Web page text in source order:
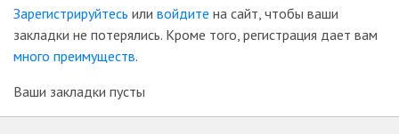
Зарегистрируйтесь или войдите на сайт, чтобы ваши
закладки не потерялись. Кроме того, регистрация дает вам
много преимуществ.
Ваши закладки пусты